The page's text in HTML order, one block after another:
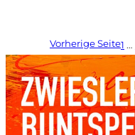
Vorherige Seite1 …